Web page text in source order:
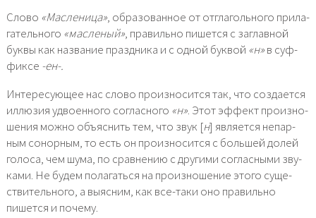
Слово «Масленица», обра­зо­ван­ное от отгла­голь­но­го при­ла­
га­тель­но­го «мас­ле­ный», пра­виль­но пишет­ся с заглав­ной
бук­вы как назва­ние празд­ни­ка и с одной бук­вой «н»в суф­
фик­се -ен-.
Интересующее нас сло­во про­из­но­сит­ся так, что созда­ет­ся
иллю­зия удво­ен­но­го соглас­но­го «н». Этот эффект про­из­но­
ше­ния мож­но объ­яс­нить тем, что звук [н] явля­ет­ся непар­
ным сонор­ным, то есть он про­из­но­сит­ся с боль­шей долей
голо­са, чем шума, по срав­не­нию с дру­ги­ми соглас­ны­ми зву­
ка­ми. Не будем пола­гать­ся на про­из­но­ше­ние это­го суще­
стви­тель­но­го, а выяс­ним, как все-таки оно пра­виль­но
пишет­ся и поче­му.